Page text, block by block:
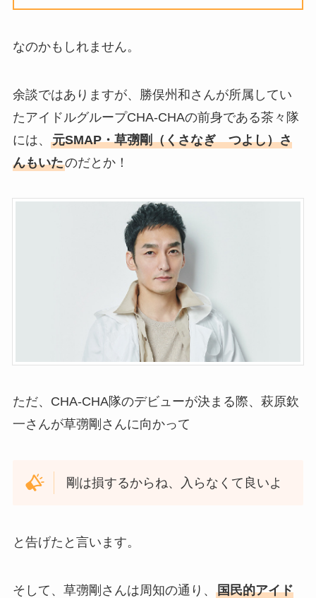
なのかもしれません。
余談ではありますが、勝俣州和さんが所属してい
たアイドルグループCHA-CHAの前身である茶々隊
には、 元SMAP・草彅剛（くさなぎ つよし）さ
んもいたのだとか！
ただ、CHA-CHA隊のデビューが決まる際、萩原欽
一さんが草彅剛さんに向かって
剛は損するからね、入らなくて良いよ
と告げたと言います。
そして、草彅剛さんは周知の通り、 国民的アイド